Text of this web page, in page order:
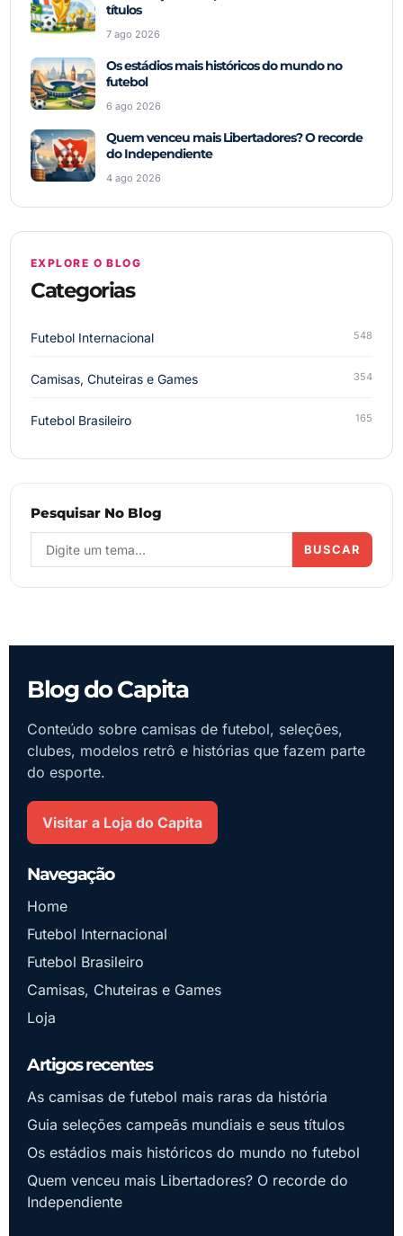
títulos
7 ago 2026
Os estádios mais históricos do mundo no
futebol
6 ago 2026
Quem venceu mais Libertadores? O recorde
do Independiente
4 ago 2026
EXPLORE O BLOG
Categorias
Futebol Internacional 548
Camisas, Chuteiras e Games 354
Futebol Brasileiro 165
Pesquisar No Blog
BUSCAR
Blog do Capita
Conteúdo sobre camisas de futebol, seleções,
clubes, modelos retrô e histórias que fazem parte
do esporte.
Visitar a Loja do Capita
Navegação
Home
Futebol Internacional
Futebol Brasileiro
Camisas, Chuteiras e Games
Loja
Artigos recentes
As camisas de futebol mais raras da história
Guia seleções campeãs mundiais e seus títulos
Os estádios mais históricos do mundo no futebol
Quem venceu mais Libertadores? O recorde do
Independiente